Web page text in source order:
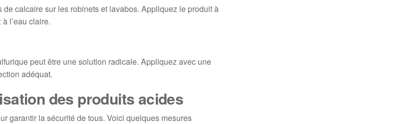
calcaire sur les robinets et lavabos. Appliquez le produit à
l’eau claire.
peut être une solution radicale. Appliquez avec une
adéquat.
des produits acides
garantir la sécurité de tous. Voici quelques mesures